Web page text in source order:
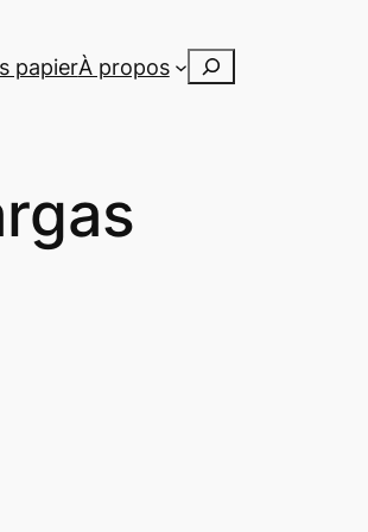
papierÀ propos Rechercher